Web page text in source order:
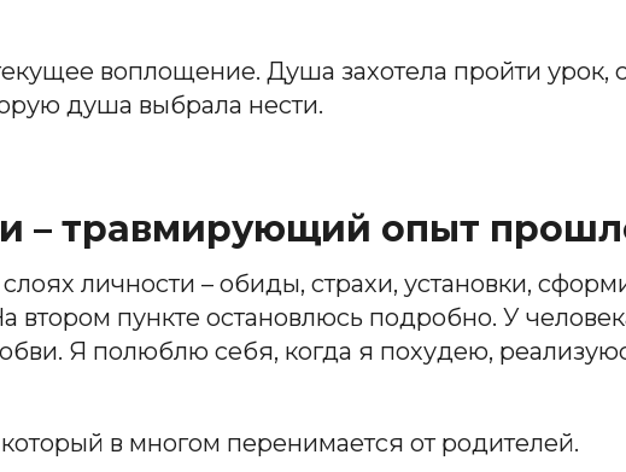
воплощение. Душа захотела пройти урок,
душа выбрала нести.
– травмирующий опыт
слоях личности – обиды, страхи, установки,
втором пункте остановлюсь подробно. У
Я полюблю себя, когда я похудею,
который в многом перенимается от родителей.